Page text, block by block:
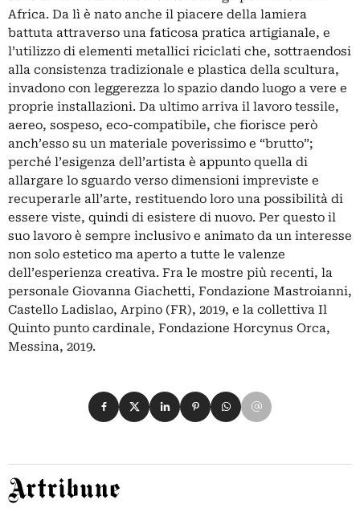
Africa. Da lì è nato anche il piacere della lamiera
battuta attraverso una faticosa pratica artigianale, e
l’utilizzo di elementi metallici riciclati che, sottraendosi
alla consistenza tradizionale e plastica della scultura,
invadono con leggerezza lo spazio dando luogo a vere e
proprie installazioni. Da ultimo arriva il lavoro tessile,
aereo, sospeso, eco-compatibile, che fiorisce però
anch’esso su un materiale poverissimo e “brutto”;
perché l’esigenza dell’artista è appunto quella di
allargare lo sguardo verso dimensioni impreviste e
recuperarle all’arte, restituendo loro una possibilità di
essere viste, quindi di esistere di nuovo. Per questo il
suo lavoro è sempre inclusivo e animato da un interesse
non solo estetico ma aperto a tutte le valenze
dell’esperienza creativa. Fra le mostre più recenti, la
personale Giovanna Giachetti, Fondazione Mastroianni,
Castello Ladislao, Arpino (FR), 2019, e la collettiva Il
Quinto punto cardinale, Fondazione Horcynus Orca,
Messina, 2019.
Condividi su Facebook
Condividi su X
Condividi su LinkedIn
Condividi su Pinterest
Condividi su WhatsApp
Condividi su Email
Artribune